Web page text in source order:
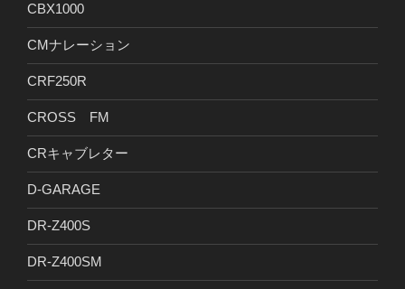
CBX1000
CMナレーション
CRF250R
CROSS FM
CRキャブレター
D-GARAGE
DR-Z400S
DR-Z400SM